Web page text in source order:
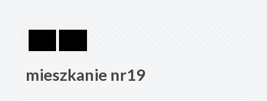
mieszkanie nr19